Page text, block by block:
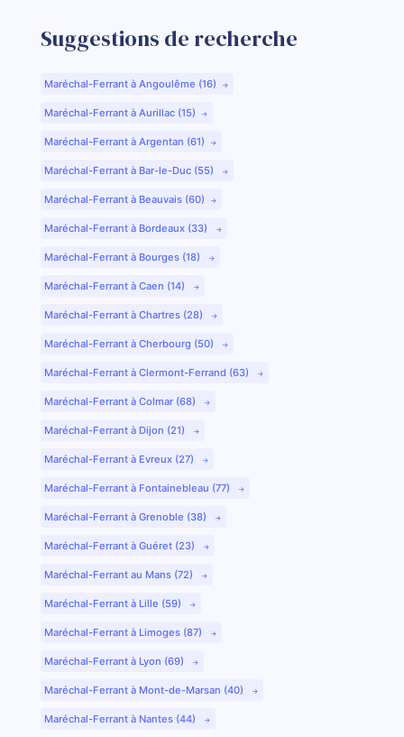
Suggestions de recherche
Maréchal-Ferrant à Angoulême (16)
Maréchal-Ferrant à Aurillac (15)
Maréchal-Ferrant à Argentan (61)
Maréchal-Ferrant à Bar-le-Duc (55)
Maréchal-Ferrant à Beauvais (60)
Maréchal-Ferrant à Bordeaux (33)
Maréchal-Ferrant à Bourges (18)
Maréchal-Ferrant à Caen (14)
Maréchal-Ferrant à Chartres (28)
Maréchal-Ferrant à Cherbourg (50)
Maréchal-Ferrant à Clermont-Ferrand (63)
Maréchal-Ferrant à Colmar (68)
Maréchal-Ferrant à Dijon (21)
Maréchal-Ferrant à Evreux (27)
Maréchal-Ferrant à Fontainebleau (77)
Maréchal-Ferrant à Grenoble (38)
Maréchal-Ferrant à Guéret (23)
Maréchal-Ferrant au Mans (72)
Maréchal-Ferrant à Lille (59)
Maréchal-Ferrant à Limoges (87)
Maréchal-Ferrant à Lyon (69)
Maréchal-Ferrant à Mont-de-Marsan (40)
Maréchal-Ferrant à Nantes (44)